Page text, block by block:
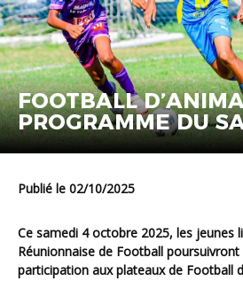
FOOTBALL
PROGRAMME DU
OCTOBRE
Publié le 02/10/2025
Ce samedi 4 octobre 2025, les jeunes licencié(e)s de la Ligue
Réunionnaise de Football
participation aux plateaux de Football